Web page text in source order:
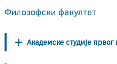
Филозофски факултет
Академске студије првог